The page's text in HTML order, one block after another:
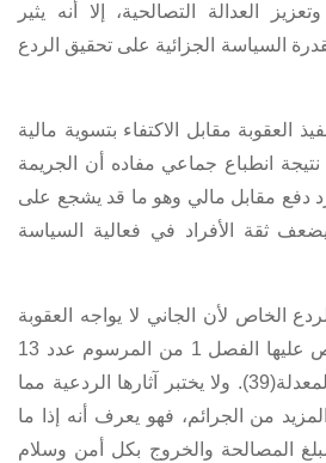
العدالة التصالحية، إلا أنه يثير
السياسة الجزائية على تحقيق الردع
العقوبة مقابل الاكتفاء بتسوية مالية
نتيجة انطباع جماعي مفاده أن الجريمة
دفع مقابل مالي وهو ما قد يشجع على
ثقة الأفراد في فعالية السياسة
الخاص لأن الجاني لا يواجه العقوبة
عليها
الفصل 1 من المرسوم عدد 13
في نسخته المعدلة(39). ولا يختبر آثارها الردعية مما
من الجرائم، فهو يعرف أنه إذا ما
المصالحة والخروج بكل أمن وسلام